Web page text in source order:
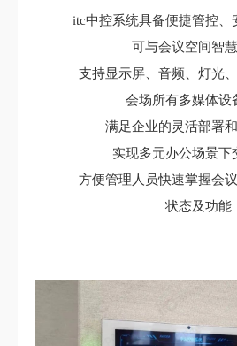
itc中控系统具备便捷管控、
可与会议空间智
支持显示屏、音频、灯光
会场所有多媒体设
满足企业的灵活部署
实现多元办公场景下
方便管理人员快速掌握会
状态及功能